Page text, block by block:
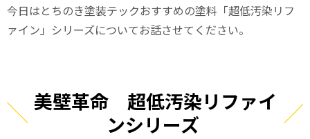
今日はとちのき塗装テックおすすめの塗料「超低汚染リフ
ァイン」シリーズについてお話させてください。
美壁革命 超低汚染リファイ
ンシリーズ